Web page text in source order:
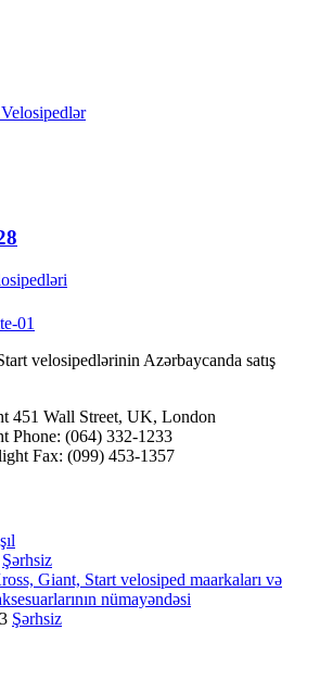
velosipedlərinin Azərbaycanda satış
451 Wall Street, UK, London
Phone: (064) 332-1233
Fax: (099) 453-1357
Şərhsiz
Giant, Start velosiped maarkaları və
nümayəndəsi
Şərhsiz